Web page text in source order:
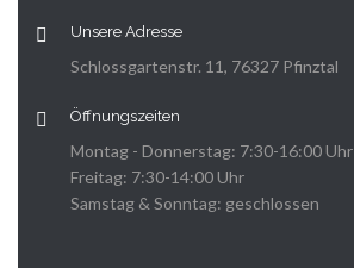
Unsere Adresse
Schlossgartenstr. 11, 76327 Pfinztal
Öffnungszeiten
Montag - Donnerstag: 7:30-16:00 Uhr
Freitag: 7:30-14:00 Uhr
Samstag & Sonntag: geschlossen